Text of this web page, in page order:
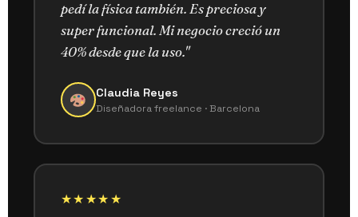
pedí la física también. Es preciosa y
super funcional. Mi negocio creció un
40% desde que la uso."
Claudia Reyes
Diseñadora freelance · Barcelona
★★★★★